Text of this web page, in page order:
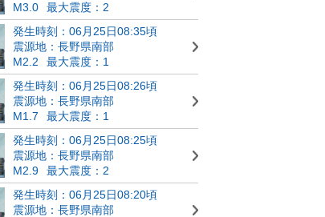
M3.0
最大震度：2
発生時刻：06月25日08:35頃
震源地：長野県南部
M2.2
最大震度：1
発生時刻：06月25日08:26頃
震源地：長野県南部
M1.7
最大震度：1
発生時刻：06月25日08:25頃
震源地：長野県南部
M2.9
最大震度：2
発生時刻：06月25日08:20頃
震源地：長野県南部